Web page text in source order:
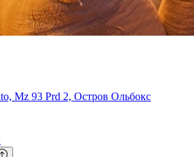
Mz 93 Prd 2, Остров Ольбокс